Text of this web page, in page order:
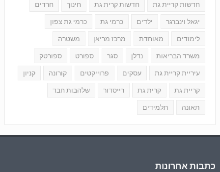
חדשות קריית גת חדשות קרית גת חינוך חרדים
יגאל וינברגר ילדים כרמי גת כרמי גת צפון
לימודים מאוחדת מרכז מריאן משטרה
משרד הבריאות נדלן סגר ספורט ספורטק
עיריית קריית גת עסקים פרוייקטים קורונה קניון
קריית גת קרית גת רייסדור שלהבות חבד
תאונה תלמידים
כתבות אחרונות